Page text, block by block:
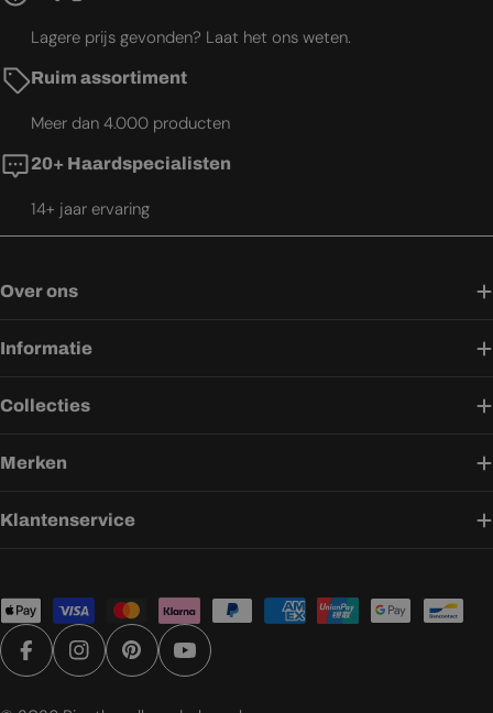
Lagere prijs gevonden? Laat het ons weten.
Ruim assortiment
Meer dan 4.000 producten
20+ Haardspecialisten
14+ jaar ervaring
Over ons
Informatie
Collecties
Merken
Klantenservice
Betaalmethoden
FacebookInstagramPinterestYouTube